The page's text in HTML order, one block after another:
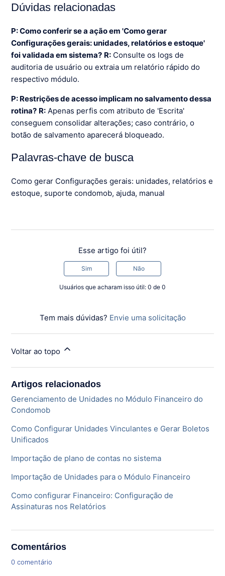
Dúvidas relacionadas
P: Como conferir se a ação em 'Como gerar
Configurações gerais: unidades, relatórios e estoque'
foi validada em sistema? R: Consulte os logs de
auditoria de usuário ou extraia um relatório rápido do
respectivo módulo.
P: Restrições de acesso implicam no salvamento dessa
rotina? R: Apenas perfis com atributo de 'Escrita'
conseguem consolidar alterações; caso contrário, o
botão de salvamento aparecerá bloqueado.
Palavras-chave de busca
Como gerar Configurações gerais: unidades, relatórios e
estoque, suporte condomob, ajuda, manual
Esse artigo foi útil?
Sim Não
Usuários que acharam isso útil: 0 de 0
Tem mais dúvidas? Envie uma solicitação
Voltar ao topo
Artigos relacionados
Gerenciamento de Unidades no Módulo Financeiro do
Condomob
Como Configurar Unidades Vinculantes e Gerar Boletos
Unificados
Importação de plano de contas no sistema
Importação de Unidades para o Módulo Financeiro
Como configurar Financeiro: Configuração de
Assinaturas nos Relatórios
Comentários
0 comentário